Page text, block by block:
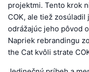
projektmi. Tento krok
COK, ale tiež
odrážajúc jeho pôvod
Napriek rebrandingu
the Cat kvôli strate